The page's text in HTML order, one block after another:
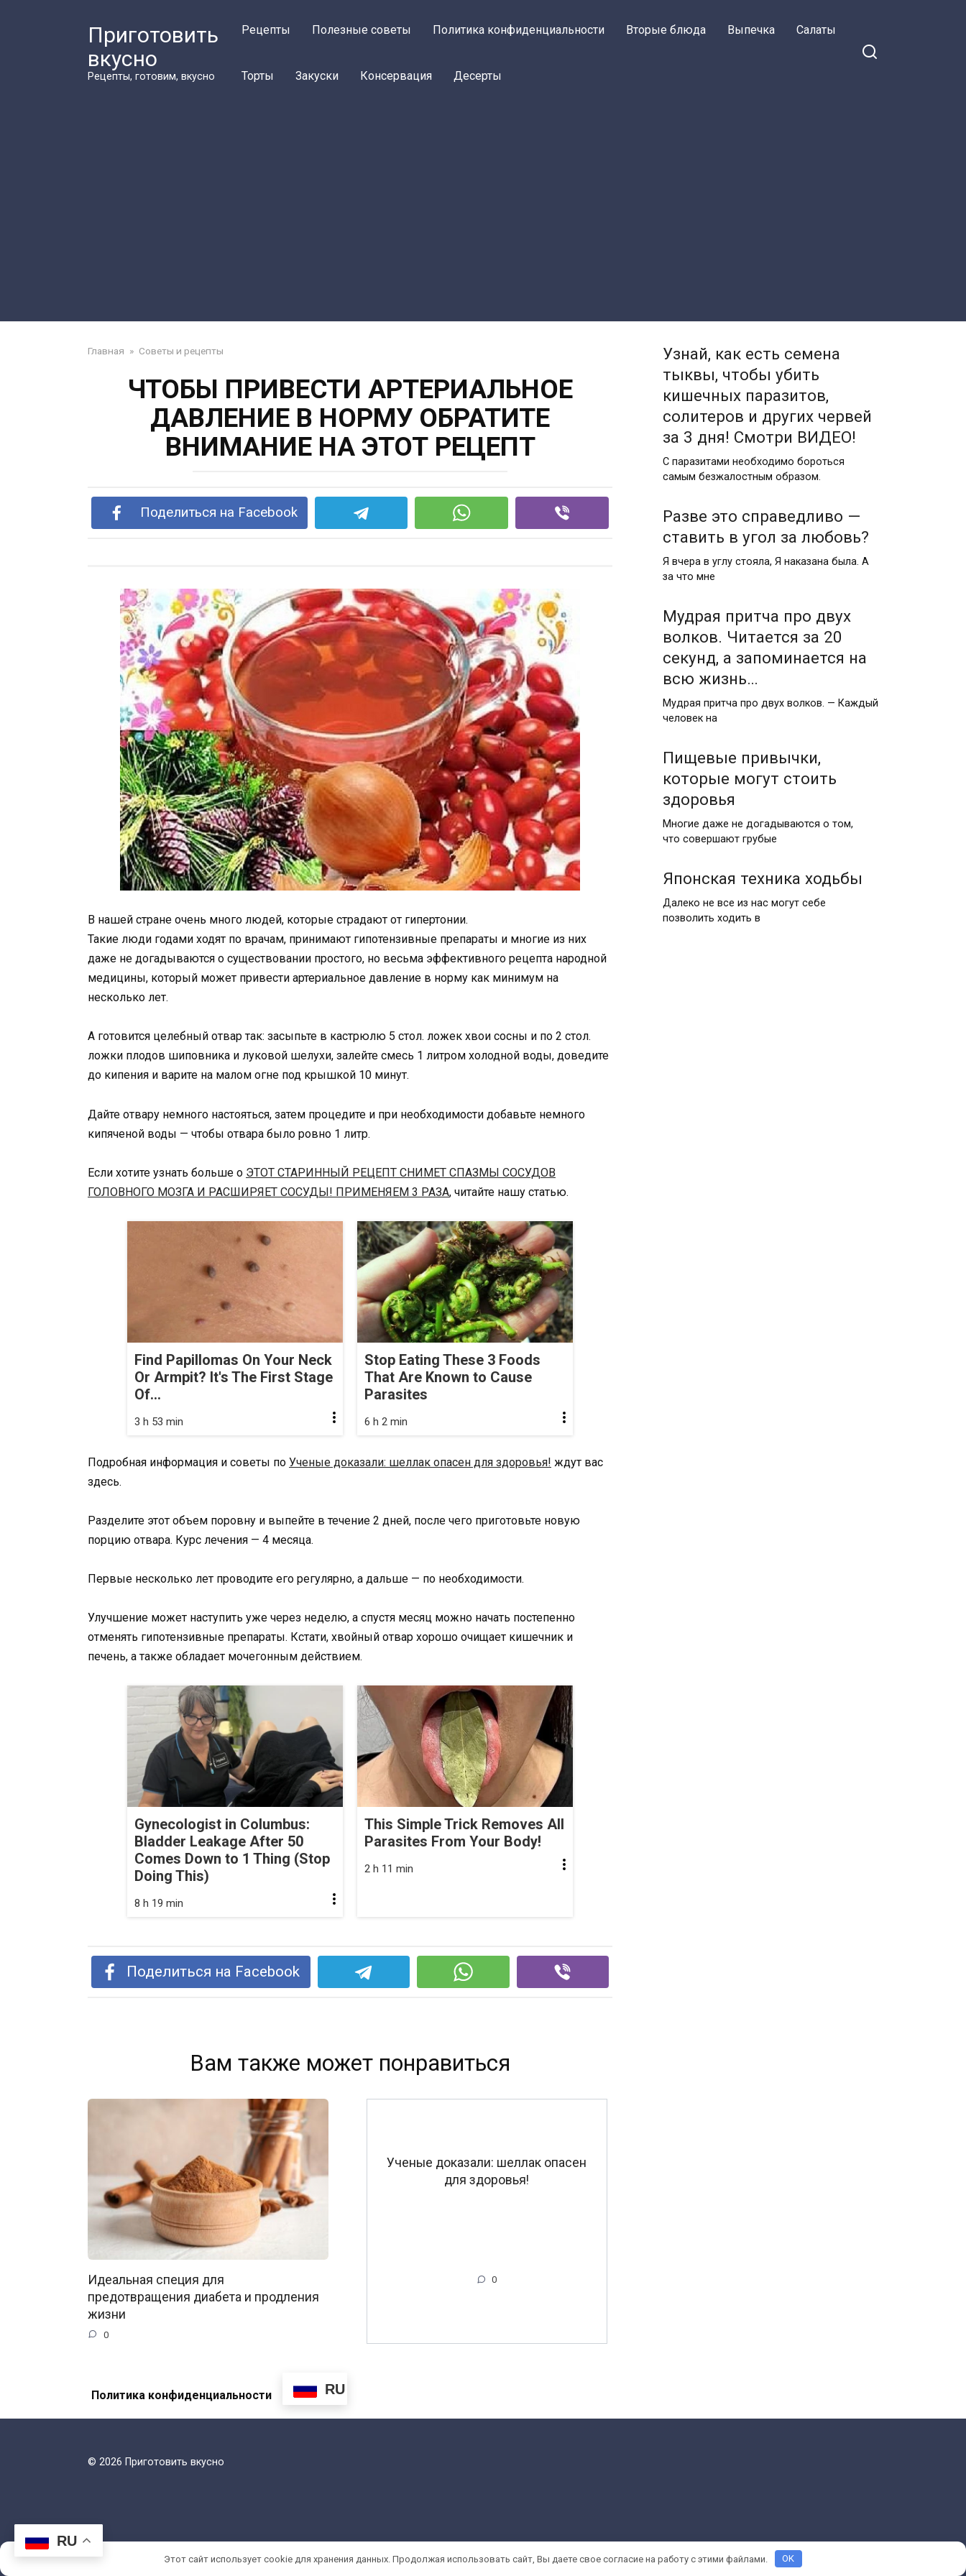
Приготовить
вкусно
Рецепты, готовим, вкусно
Рецепты Полезные советы Политика конфиденциальности Вторые блюда Выпечка Салаты
Торты Закуски Консервация Десерты
Главная » Советы и рецепты
ЧТОБЫ ПРИВЕСТИ АРТЕРИАЛЬНОЕ
ДАВЛЕНИЕ В НОРМУ ОБРАТИТЕ
ВНИМАНИЕ НА ЭТОТ РЕЦЕПТ
Поделиться на Facebook
В нашей стране очень много людей, которые страдают от гипертонии.
Такие люди годами ходят по врачам, принимают гипотензивные препараты и многие из них
даже не догадываются о существовании простого, но весьма эффективного рецепта народной
медицины, который может привести артериальное давление в норму как минимум на
несколько лет.
А готовится целебный отвар так: засыпьте в кастрюлю 5 стол. ложек хвои сосны и по 2 стол.
ложки плодов шиповника и луковой шелухи, залейте смесь 1 литром холодной воды, доведите
до кипения и варите на малом огне под крышкой 10 минут.
Дайте отвару немного настояться, затем процедите и при необходимости добавьте немного
кипяченой воды — чтобы отвара было ровно 1 литр.
Если хотите узнать больше о ЭТОТ СТАРИННЫЙ РЕЦЕПТ СНИМЕТ СПАЗМЫ СОСУДОВ
ГОЛОВНОГО МОЗГА И РАСШИРЯЕТ СОСУДЫ! ПРИМЕНЯЕМ 3 РАЗА, читайте нашу статью.
Find Papillomas On Your Neck
Or Armpit? It's The First Stage
Of...
3 h 53 min
Stop Eating These 3 Foods
That Are Known to Cause
Parasites
6 h 2 min
Подробная информация и советы по Ученые доказали: шеллак опасен для здоровья! ждут вас
здесь.
Разделите этот объем поровну и выпейте в течение 2 дней, после чего приготовьте новую
порцию отвара. Курс лечения — 4 месяца.
Первые несколько лет проводите его регулярно, а дальше — по необходимости.
Улучшение может наступить уже через неделю, а спустя месяц можно начать постепенно
отменять гипотензивные препараты. Кстати, хвойный отвар хорошо очищает кишечник и
печень, а также обладает мочегонным действием.
Gynecologist in Columbus:
Bladder Leakage After 50
Comes Down to 1 Thing (Stop
Doing This)
8 h 19 min
This Simple Trick Removes All
Parasites From Your Body!
2 h 11 min
Поделиться на Facebook
Вам также может понравиться
Идеальная специя для
предотвращения диабета и продления
жизни
0
Ученые доказали: шеллак опасен
для здоровья!
0
Узнай, как есть семена
тыквы, чтобы убить
кишечных паразитов,
солитеров и других червей
за 3 дня! Смотри ВИДЕО!
С паразитами необходимо бороться
самым безжалостным образом.
Разве это справедливо —
ставить в угол за любовь?
Я вчера в углу стояла, Я наказана была. А
за что мне
Мудрая притча про двух
волков. Читается за 20
секунд, а запоминается на
всю жизнь…
Мудрая притча про двух волков. — Каждый
человек на
Пищевые привычки,
которые могут стоить
здоровья
Многие даже не догадываются о том,
что совершают грубые
Японская техника ходьбы
Далеко не все из нас могут себе
позволить ходить в
Политика конфиденциальности RU
© 2026 Приготовить вкусно
RU
Этот сайт использует cookie для хранения данных. Продолжая использовать сайт, Вы даете свое согласие на работу с этими файлами. OK